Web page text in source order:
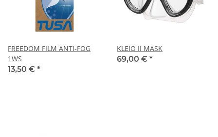
FREEDOM FILM ANTI-FOG
1WS
13,50 € *
KLEIO II MASK
69,00 € *